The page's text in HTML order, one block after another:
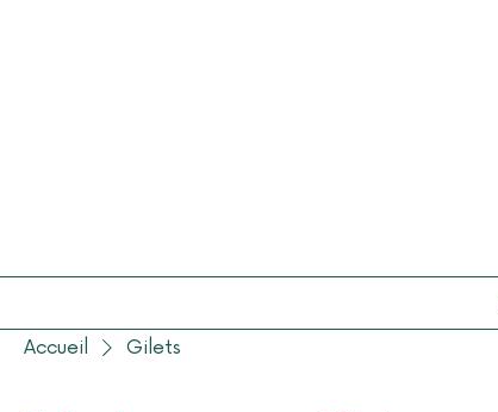
Accueil Gilets